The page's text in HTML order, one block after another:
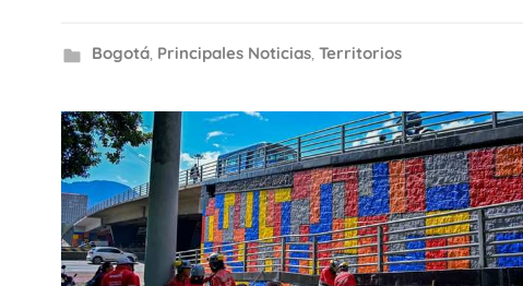
Bogotá, Principales Noticias, Territorios